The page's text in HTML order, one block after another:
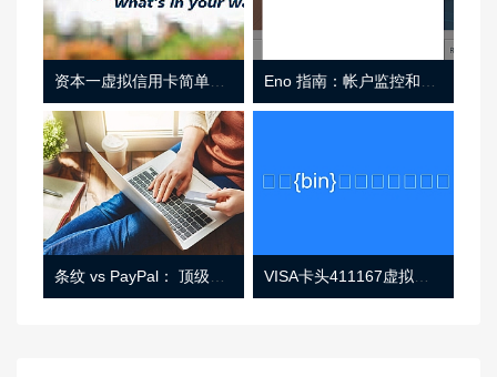
资本一虚拟信用卡简单介绍
条纹 vs PayPal： 顶级功能， 定价 （和更多！ VISA卡头411167虚拟卡基础信息